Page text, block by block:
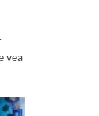
vea